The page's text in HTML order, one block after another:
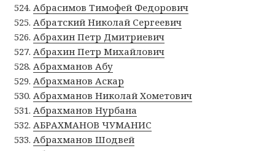
Абрасимов Тимофей Федорович
Абратский Николай Сергеевич
Абрахин Петр Дмитриевич
Абрахин Петр Михайлович
Абрахманов Абу
Абрахманов Аскар
Абрахманов Николай Хометович
Абрахманов Нурбана
АБРАХМАНОВ ЧУМАНИС
Абрахманов Шодвей